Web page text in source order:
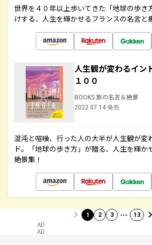
世界を４０年以上歩いてきた「地球の歩き
けする、人生を輝かせるフランスの名言と
人生観が変わるイン
１００
BOOKS 旅の名言＆絶景
2022.07.14 発売
混沌と喧噪、行った人の大半が人生観が変
ド。「地球の歩き方」が贈る、人生を輝か
絶景集！
1 2 3 … 13
AD
AD